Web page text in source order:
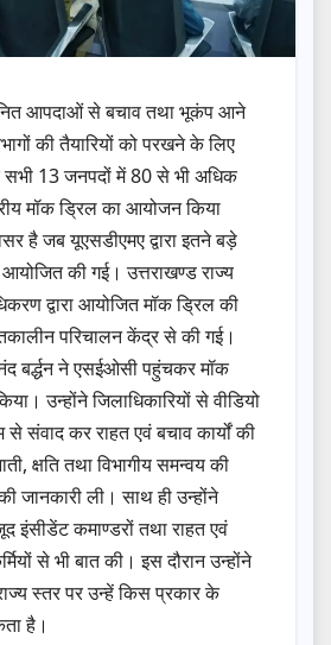
आपदाओं से बचाव तथा भूकंप आने
की तैयारियों को परखने के लिए
सभी 13 जनपदों में 80 से भी अधिक
मॉक ड्रिल का आयोजन किया
है जब यूएसडीएमए द्वारा इतने बड़े
की गई। उत्तराखण्ड राज्य
द्वारा आयोजित मॉक ड्रिल की
परिचालन केंद्र से की गई।
बर्द्धन ने एसईओसी पहुंचकर मॉक
उन्होंने जिलाधिकारियों से वीडियो
संवाद कर राहत एवं बचाव कार्यों की
क्षति तथा विभागीय समन्वय की
जानकारी ली। साथ ही उन्होंने
इंसीडेंट कमाण्डरों तथा राहत एवं
से भी बात की। इस दौरान उन्होंने
स्तर पर उन्हें किस प्रकार के
है।